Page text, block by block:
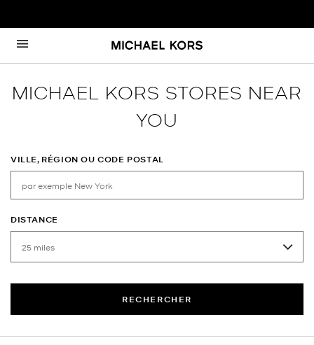
Passer au contenu
Retour à Nav
MICHAEL KORS STORES NEAR
YOU
VILLE, RÉGION OU CODE POSTAL
DISTANCE
RECHERCHER